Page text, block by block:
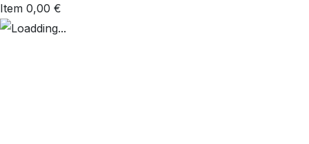
Item 0,00 €